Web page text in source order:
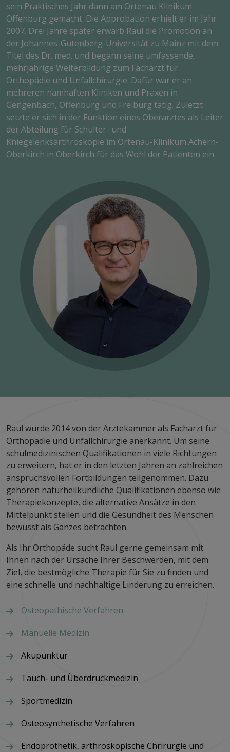
sein Praktisches Jahr dann am Ortenau Klinikum
Offenburg gemacht. Die Approbation erhielt er im Jahr
2007. Drei Jahre später erwarb Raul die Promotion an
der Johannes-Gutenberg-Universität zu Mainz mit dem
Titel des Dr. med. und begann seine umfassende,
mehrjährige Weiterbildung zum Facharzt für
Orthopädie und Unfallchirurgie. Dafür war er an
mehreren namhaften Kliniken und Praxen in
Gengenbach, Offenburg und Freiburg tätig. Zuletzt
setzte er sich in der Funktion eines Oberarztes als Leiter
der Abteilung für Schulter- und
Kniegelenksarthroskopie im Ortenau-Klinikum Achern-
Oberkirch in Oberkirch für das Wohl der Patienten ein.
Raul wurde 2014 von der Ärztekammer als Facharzt für
Orthopädie und Unfallchirurgie anerkannt. Um seine
schulmedizinischen Qualifikationen in viele Richtungen
zu erweitern, hat er in den letzten Jahren an zahlreichen
anspruchsvollen Fortbildungen teilgenommen. Dazu
gehören naturheilkundliche Qualifikationen ebenso wie
Therapiekonzepte, die alternative Ansätze in den
Mittelpunkt stellen und die Gesundheit des Menschen
bewusst als Ganzes betrachten.
Als Ihr Orthopäde sucht Raul gerne gemeinsam mit
Ihnen nach der Ursache Ihrer Beschwerden, mit dem
Ziel, die bestmögliche Therapie für Sie zu finden und
eine schnelle und nachhaltige Linderung zu erreichen.
Osteopathische Verfahren
Manuelle Medizin
Akupunktur
Tauch- und Überdruckmedizin
Sportmedizin
Osteosynthetische Verfahren
Endoprothetik, arthroskopische Chrirurgie und